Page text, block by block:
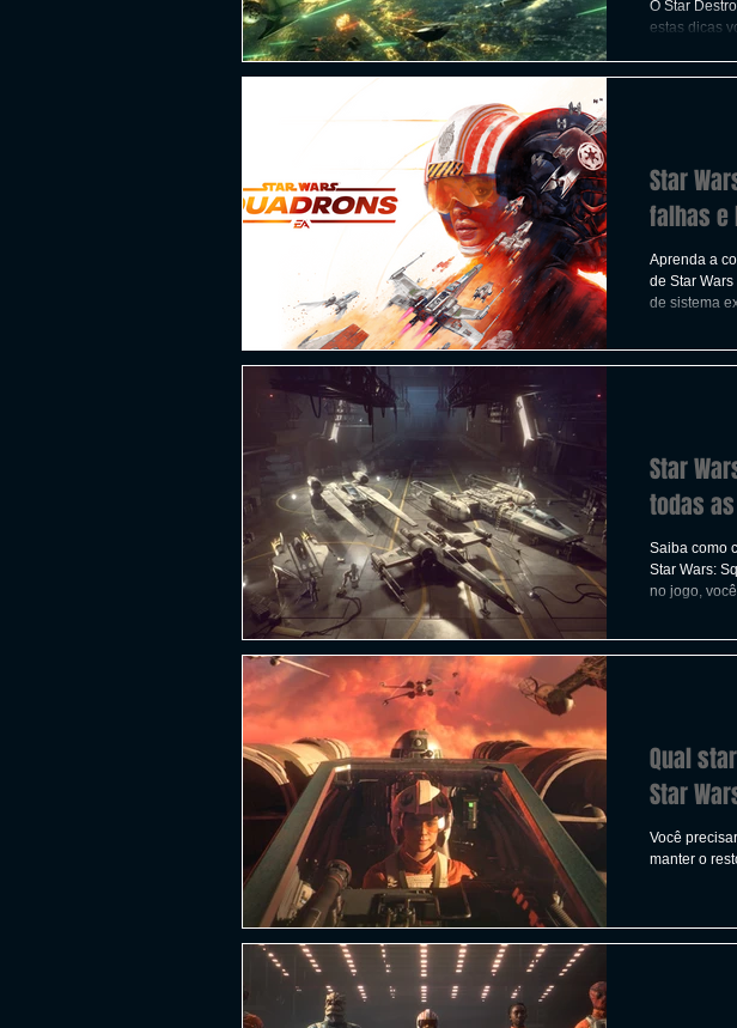
ESPORTES SOBREVIVÊNCIA CONSTRUÇÃO
GUERRA LUTA GRATUITO FILMES
O Star
estas dicas
Star
falhas e
Aprenda a
de Star Wars
de sistema
Star
todas
Saiba como
Star Wars:
no jogo,
Qual
Star
Você
manter o